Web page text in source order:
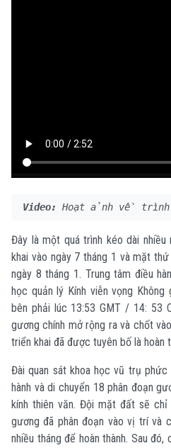
Video: Hoạt ảnh về trình
Đây là một quá trình kéo dài
khai vào ngày 7 tháng 1 và mặt
ngày 8 tháng 1. Trung tâm điều
học quản lý Kính viễn vọng
bên phải lúc 13:53 GMT / 14: 53
gương chính mở rộng ra và chốt
triển khai đã được tuyên bố là hoàn
Đài quan sát khoa học vũ trụ
hành và di chuyển 18 phân đoạn
kính thiên văn. Đội mặt đất sẽ
gương đã phân đoạn vào vị trí và
nhiều tháng để hoàn thành. Sau